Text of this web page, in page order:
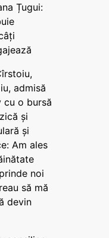
Țugui:
admisă
cu o bursă
și
și
Am ales
noi
să mă
devin